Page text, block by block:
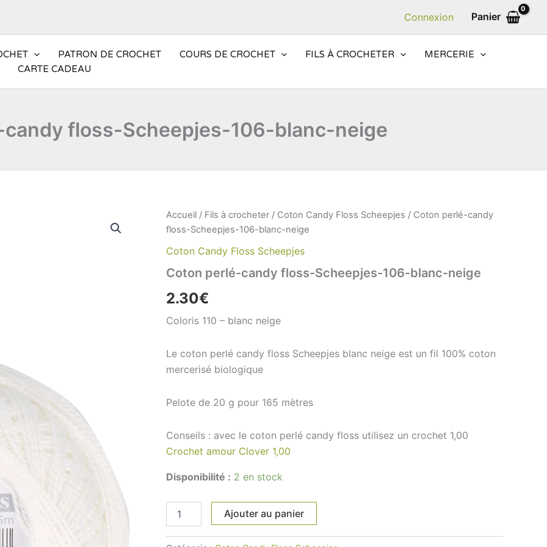
Connexion Panier
PATRON DE CROCHET COURS DE CROCHET FILS À CROCHETER
MERCERIE
CARTE CADEAU
floss-Scheepjes-106-blanc-neige
Accueil / Fils à crocheter / Coton Candy Floss Scheepjes / Coton perlé-candy
floss-Scheepjes-106-blanc-neige
Coton Candy Floss Scheepjes
Coton perlé-candy floss-Scheepjes-106-blanc-neige
2.30€
Coloris 110 – blanc neige
Le coton perlé candy floss Scheepjes blanc neige est un fil 100% coton
mercerisé biologique
Pelote de 20 g pour 165 mètres
Conseils : avec le coton perlé candy floss utilisez un crochet 1,00
Crochet amour Clover 1,00
Disponibilité : 2 en stock
quantité
de
perlé-
floss-
106-
neige
Ajouter au panier